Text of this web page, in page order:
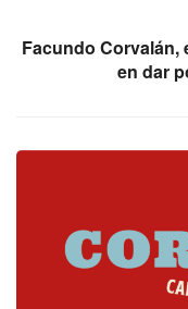
Facundo Corvalán,
en dar